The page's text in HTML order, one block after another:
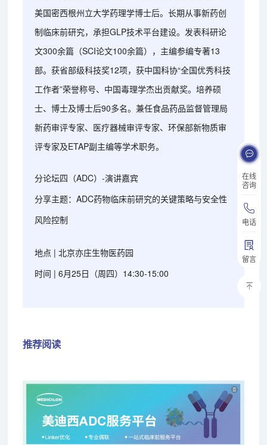
在线
咨询
电话
留言
美国密西根州立大学药理学博士后。长期从事新药创
制临床前研究，承担GLP技术平台建设。发表科研论
文300余篇（SCI论文100余篇），主编参编专著13
部。获省部级科技奖12项，获中国科协“全国优秀科技
工作者”荣誉称号、中国毒理学杰出贡献奖。培养硕
士、博士及博士后90多名。兼任食品药品监督管理局
新药审评专家、医疗器械审评专家、环保部新物质审
评专家及ETAP副主编等学术职务。
分论坛四（ADC）-演讲嘉宾
分享主题：ADC药物临床前研究的关键策略与安全性
风险控制
地点 | 北京亦庄生物医药园
时间 | 6月25日（周四）14:30-15:00
推荐阅读